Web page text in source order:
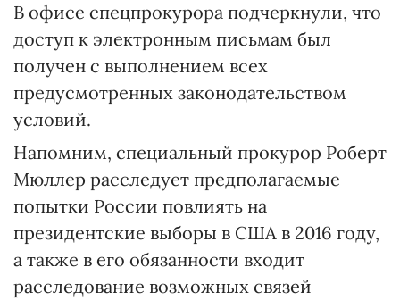
В офисе спецпрокурора подчеркнули, что
доступ к электронным письмам был
получен с выполнением всех
предусмотренных законодательством
условий.
Напомним, специальный прокурор Роберт
Мюллер расследует предполагаемые
попытки России повлиять на
президентские выборы в США в 2016 году,
а также в его обязанности входит
расследование возможных связей